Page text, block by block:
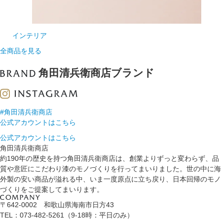
インテリア
全商品を見る
角田清兵衛商店ブランド
#角田清兵衛商店
公式アカウントはこちら
公式アカウントはこちら
角田清兵衛商店
約190年の歴史を持つ角田清兵衛商店は、創業よりずっと変わらず、品
質や意匠にこだわり漆のモノづくりを行ってまいりました。世の中に海
外製の安い商品が溢れる中、いま一度原点に立ち戻り、日本回帰のモノ
づくりをご提案してまいります。
〒642-0002 和歌山県海南市日方43
TEL：073-482-5261（9-18時：平日のみ）